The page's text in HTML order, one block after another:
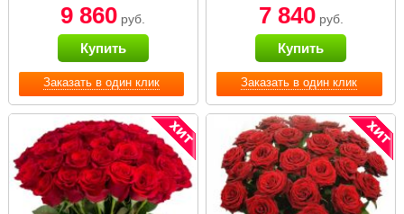
Заказать в один клик
9 860 руб.
Купить
Заказать в один клик
7 840руб.
Купить